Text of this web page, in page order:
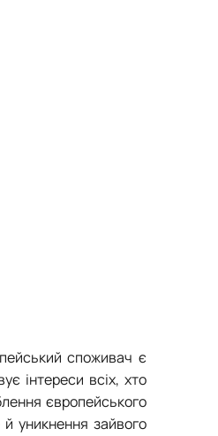
споживач є
інтереси всіх, хто
європейського
уникнення зайвого